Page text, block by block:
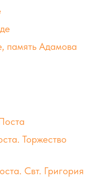
память Адамова
Торжество
Свт. Григория